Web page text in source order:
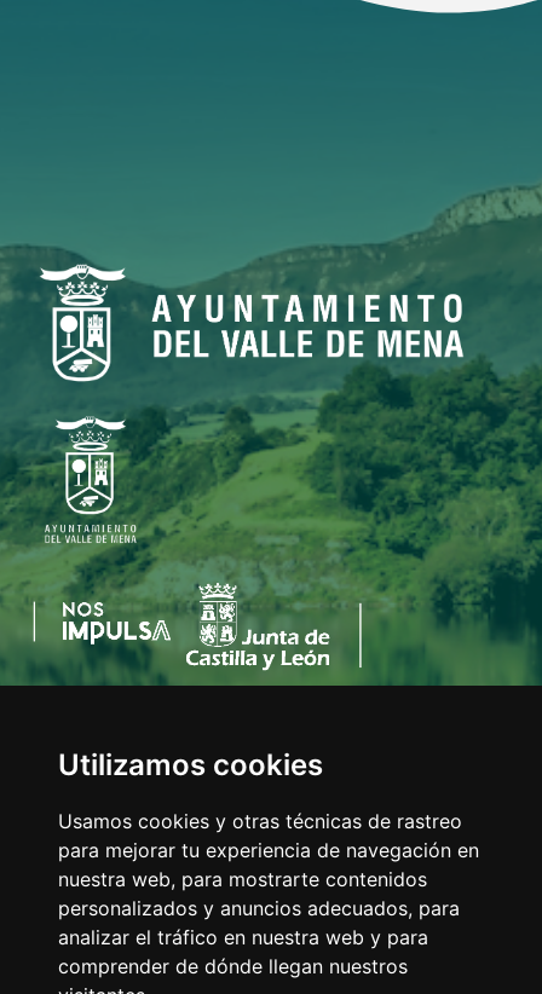
Utilizamos cookies
Usamos cookies y otras técnicas de rastreo
para mejorar tu experiencia de navegación en
nuestra web, para mostrarte contenidos
personalizados y anuncios adecuados, para
analizar el tráfico en nuestra web y para
comprender de dónde llegan nuestros
AYUNTAMIENTO DEL VALLE DE MENA
C/Eladio Bustamante, 1
Tfno:947 126 211
E-mail:info@valledemena.es
MAPA WEB